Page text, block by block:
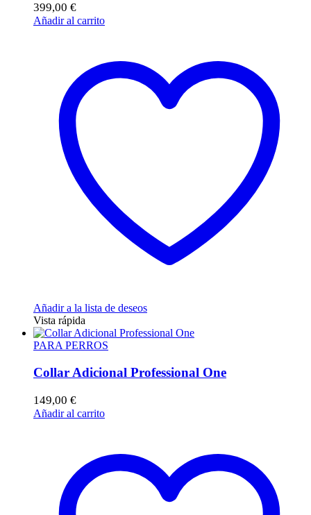
399,00 €
Añadir al carrito
Añadir a la lista de deseos
Vista rápida
PARA PERROS
Collar Adicional Professional One
149,00 €
Añadir al carrito